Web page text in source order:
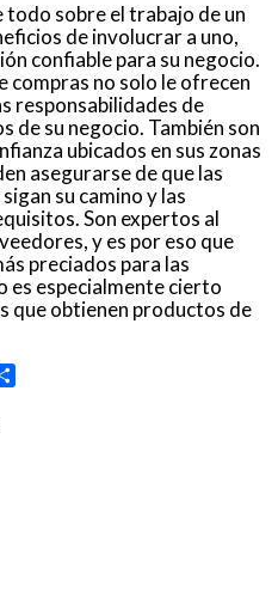
todo sobre el trabajo de un
de involucrar a uno,
confiable para su negocio.
compras no solo le ofrecen
responsabilidades de
de su negocio. También son
ubicados en sus zonas
asegurarse de que las
su camino y las
Son expertos al
y es por eso que
preciados para las
es especialmente cierto
que obtienen productos de